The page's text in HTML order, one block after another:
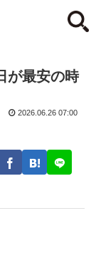
が最安の時
2026.06.26 07:00